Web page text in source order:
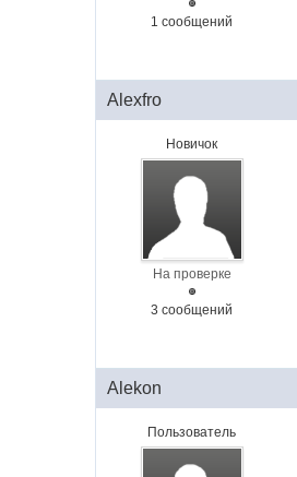
1 сообщений
Alexfro
Новичок
На проверке
3 сообщений
Alekon
Пользователь